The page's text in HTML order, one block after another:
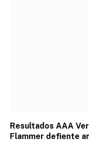
Resultados AAA
Flammer defiente